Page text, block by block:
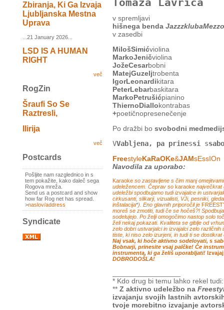
Zbiranja, Ki Ga Izvaja
Ljubljanska Mestna
Uprava
...21 January 2026...
LSD IS A HUMAN
RIGHT
več
RogZin
Šraufi So Se
Raztresli,
Ilirija
več
Postcards
Pošljite nam razglednico in s
tem pokažite, kako daleč sega
Rogova mreža.
Send us a postcard and show
how far Rog net has spread.
>naslov/address
Syndicate
Tomaža Lavriča
v spremljavi
hišnega benda
v zasedbi
MilošSimićviolina
MarkoJeničviolina
JožeCesarbobni
MatejGuzeljtrobenta
IgorLeonardikitara
PeterLebarbaskitara
MarkoPetrušićpianino
ThiernoDiallokontrabas
+poetičnopresenečenje
Po dražbi bo svobodni
VVabljena, pa prinessi s
FreestyleKaRaOKe&JAMsEssIOn
Navodila za uporabo:
Karaoke so zastavljene s čim manj
udeležencem. Čeprav so karaoke največkrat
udeležbi spodbujamo tudi izvajalce in
cirkusanti, slikarji, vizualisti, VJi, pesniki,
inštalacija*). Eno glavnih priporočil je
moreš se zmotiti, tudi če se hočeš?!
sodelujejo. Po želji omogočimo nastop solo
želi nekaj pokazati. Kvaliteta se giblje od
zelo dobri ustvarjalci in izvajalci zelo
tiste, ki niso zelo izurjeni, in tudi ti se
Naj vsak, ki hoče aktivno sodelovati, s
Bobnarji, prinesite vsaj palčke! Če
instrumenta, ki ga želiš uporabljati!
DOBRODOŠLA!
* Kdo drug bi temu lahko rekel
** Z aktivno udeležbo na
izvajanju svojih lastnih
tvoje morebitno izvajanje